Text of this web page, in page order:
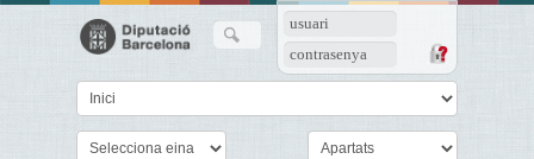
usuari
contrasenya